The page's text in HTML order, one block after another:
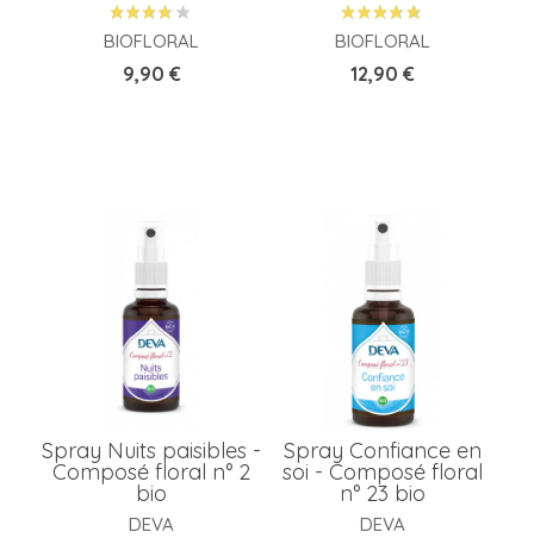
BIOFLORAL
Prix
9,90 €
BIOFLORAL
Prix
12,90 €
Spray Nuits paisibles -
Composé floral n° 2
bio
DEVA
Spray Confiance en
soi - Composé floral
n° 23 bio
DEVA